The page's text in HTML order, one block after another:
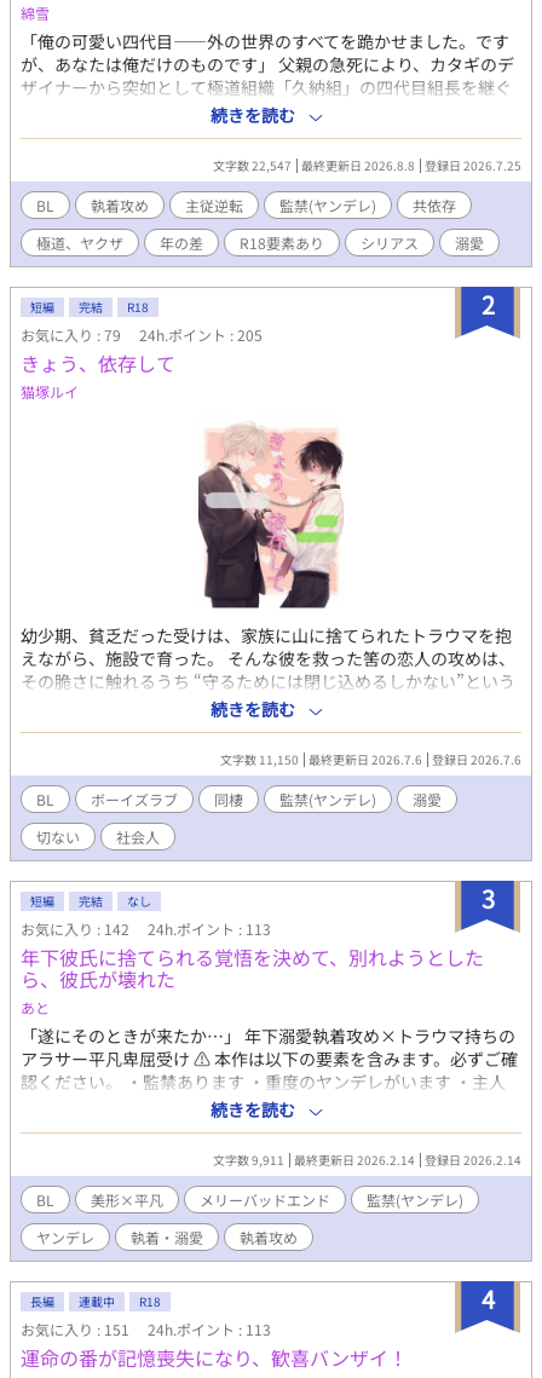
綿雪
「俺の可愛い四代目――外の世界のすべてを跪かせました。です
が、あなたは俺だけのものです」 父親の急死により、カタギのデ
ザイナーから突如として極道組織「久納組」の四代目組長を継ぐ
ことになった玲生。 恐怖と重圧に押し潰されそうな彼を支えたの
は、幼い頃「浩成兄さん」と呼んで慕っていた完璧な若頭代理・
霞浩成だった。 「俺がすべてお支えします」 恭しく忠誠を誓い、
過剰なほどの優しさで守ってくれる霞に、玲生は深く依存してい
く。 しかし、それはすべて――玲生を逃げ場のない「籠の鳥」に
するため、十年前から仕組まれた狂気の罠だった。 父親の死も、
組の危機も、すべては一人の男の手のひらの上。 真実を知り絶望
する玲生を、霞は甘く深い快楽と肯定で追い詰めていき――。 執
着ヤンデレ攻め×悲劇の四代目受けが繰り広げる、主従逆転の狂
愛共依存BL。 【属性・要素】 ヤンデレ / 執着攻め / 主従逆転 / 監
禁・檻 / 共依存 / 歳の差 / 極道・裏社会
続きを読む
文字数 22,547 最終更新日 2026.8.8 登録日 2026.7.25
BL 執着攻め 主従逆転 監禁(ヤンデレ)
共依存
極道、ヤクザ
年の差 R18要素あり シリアス 溺愛
2
短編 完結 R18
お気に入り : 79 24h.ポイント : 205
きょう、依存して
猫塚ルイ
幼少期、貧乏だった受けは、家族に山に捨てられたトラウマを抱
えながら、施設で育った。 そんな彼を救った筈の恋人の攻めは、
その脆さに触れるうち “守るためには閉じ込めるしかない”という
歪んだ愛に堕ちていく。 拗らせヤンデレ攻めと疑うことを知らな
い一途受けの同棲ＢＬ
続きを読む
文字数 11,150 最終更新日 2026.7.6 登録日 2026.7.6
BL ボーイズラブ 同棲 監禁(ヤンデレ)
溺愛
切ない
社会人
3
短編 完結 なし
お気に入り : 142 24h.ポイント : 113
年下彼氏に捨てられる覚悟を決めて、別れようとした
ら、彼氏が壊れた
あと
「遂にそのときが来たか…」 年下溺愛執着攻め×トラウマ持ちの
アラサー平凡卑屈受け ⚠️ 本作は以下の要素を含みます。必ずご確
認ください。 ・監禁あります ・重度のヤンデレがいます ・主人
公が終始不憫＆めちゃくちゃ卑屈です ・主人公の元彼が回想に出
てきますが、かなりのクズです。彼の発言は、作者は酷い発言と
して扱ってます。 ・愛が重すぎて歪んでる関係性です ・結末はメ
リバ・共依存です ・現実での行為を肯定・推奨する意図はありま
せん。 ⚠️ 地雷のある方はここでバック推奨 「ヤンデレ？監禁？
共依存？全部いけますが？」 という猛者だけ、どうぞ。 <あらす
じ> 元カレの「子供もできないし、おっさんといつまでも付き合
う義理はない」がトラウマの受けが、3ヶ月手を出してこない10
歳年下の攻めの婚約の話を聞いて、別れ話をしたら……。 攻め:一
ノ瀬蒼太 受け:西田遥希
続きを読む
文字数 9,911 最終更新日 2026.2.14 登録日 2026.2.14
BL 美形×平凡 メリーバッドエンド
監禁(ヤンデレ)
ヤンデレ
執着・溺愛 執着攻め
4
長編 連載中 R18
お気に入り : 151 24h.ポイント : 113
運命の番が記憶喪失になり、歓喜バンザイ！